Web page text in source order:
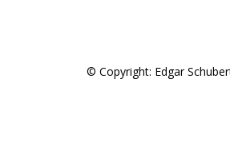
© Copyright: Edgar